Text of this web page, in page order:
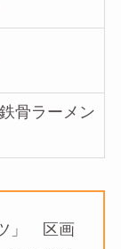
骨ラーメン
」 区画